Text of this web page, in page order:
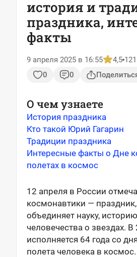
история и
праздника,
факты
9 апреля 2025 в 16:55 4,5
0
0
О чем узнаете
История праздника
Кто такой Юрий Гагарин
Традиции праздника
Интересные факты о Дне
полетах в космос
12 апреля в России
космонавтики —
объединяет науку,
человечества о звездах. В
исполняется 64 года со
полета человека в